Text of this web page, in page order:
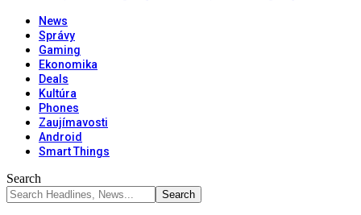
News
Správy
Gaming
Ekonomika
Deals
Kultúra
Phones
Zaujímavosti
Android
Smart Things
Search